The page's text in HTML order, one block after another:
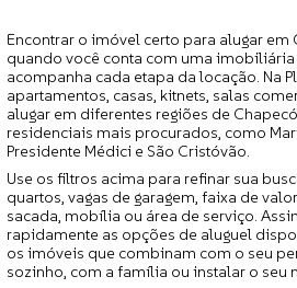
Encontrar o imóvel certo para alugar
quando você conta com uma
acompanha cada etapa da locação. Na
apartamentos, casas, kitnets, salas
alugar em diferentes regiões de
residenciais mais procurados, como
Presidente Médici e São Cristóvão.
Use os filtros acima para refinar sua
quartos, vagas de garagem, faixa de
sacada, mobília ou área de serviço.
rapidamente as opções de aluguel
os imóveis que combinam com o seu
sozinho, com a família ou instalar o seu